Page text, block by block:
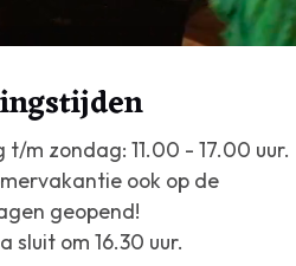
Laat je
t/m zondag: 11.00 - 17.00 uur.
ook op de
geopend!
sluit om 16.30 uur.